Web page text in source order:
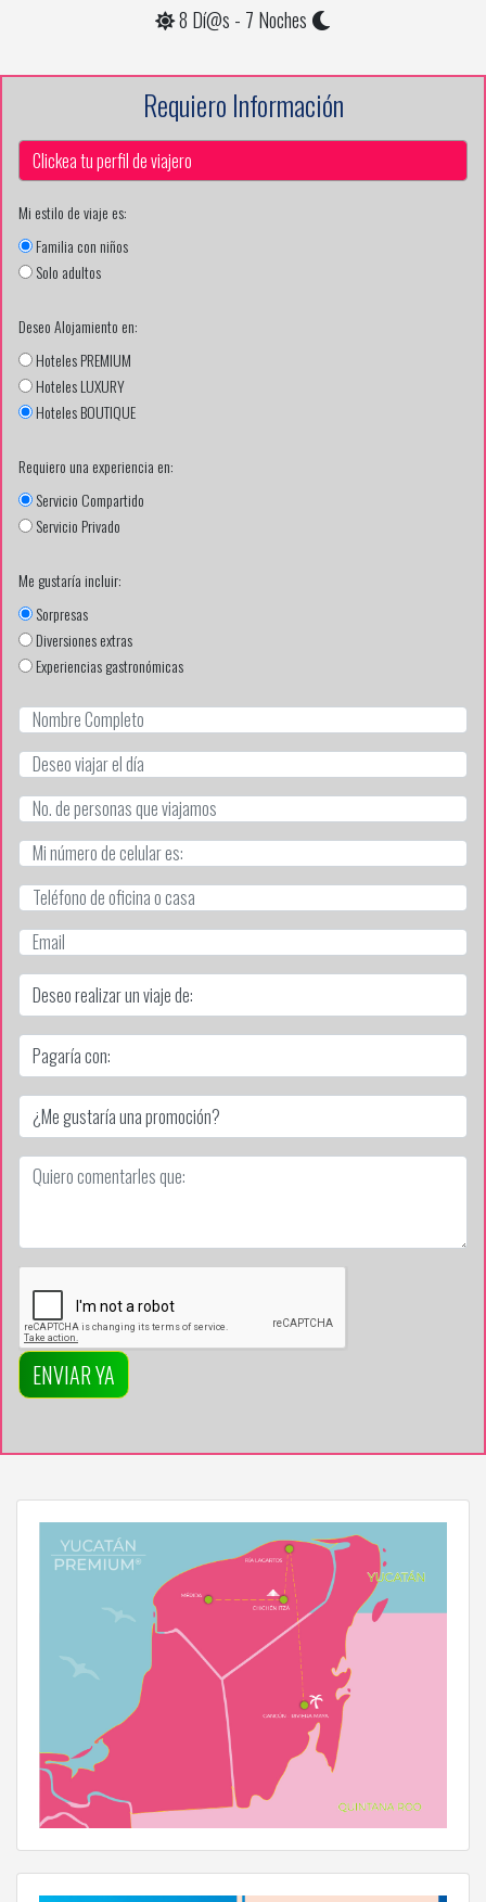
8 Dí@s - 7 Noches
Requiero Información
Mi estilo de viaje es:
Familia con niños
Solo adultos
Deseo Alojamiento en:
Hoteles PREMIUM
Hoteles LUXURY
Hoteles BOUTIQUE
Requiero una experiencia en:
Servicio Compartido
Servicio Privado
Me gustaría incluir:
Sorpresas
Diversiones extras
Experiencias gastronómicas
ENVIAR YA